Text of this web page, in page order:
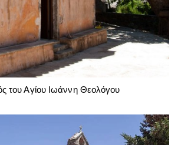
του Αγίου Ιωάννη Θεολόγου